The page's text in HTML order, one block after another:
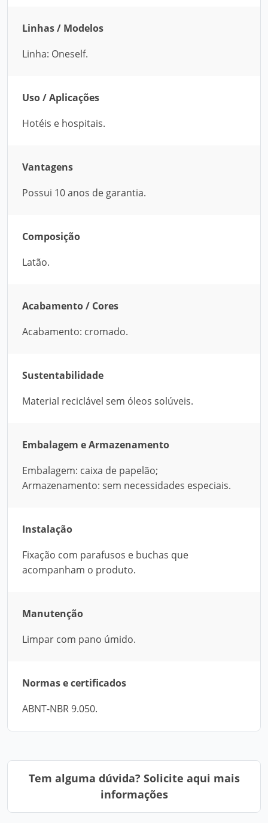
Linhas / Modelos
Linha: Oneself.
Uso / Aplicações
Hotéis e hospitais.
Vantagens
Possui 10 anos de garantia.
Composição
Latão.
Acabamento / Cores
Acabamento: cromado.
Sustentabilidade
Material reciclável sem óleos solúveis.
Embalagem e Armazenamento
Embalagem: caixa de papelão;
Armazenamento: sem necessidades especiais.
Instalação
Fixação com parafusos e buchas que
acompanham o produto.
Manutenção
Limpar com pano úmido.
Normas e certificados
ABNT-NBR 9.050.
Tem alguma dúvida? Solicite aqui mais
informações